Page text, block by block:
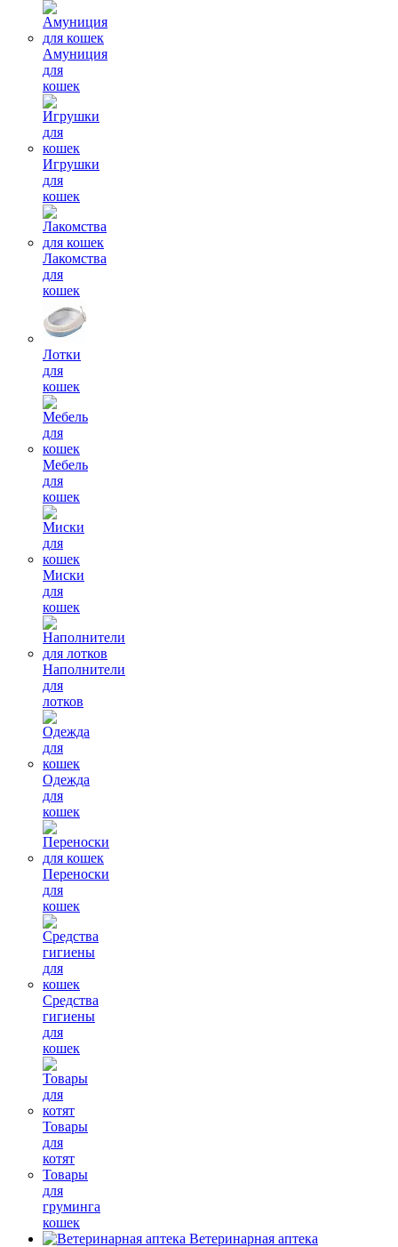
Амуниция
для
кошек
Игрушки
для
кошек
Лакомства
для
кошек
Лотки
для
кошек
Мебель
для
кошек
Миски
для
кошек
Наполнители
для
лотков
Одежда
для
кошек
Переноски
для
кошек
Средства
гигиены
для
кошек
Товары
для
котят
Товары
для
груминга
кошек
Ветеринарная аптека